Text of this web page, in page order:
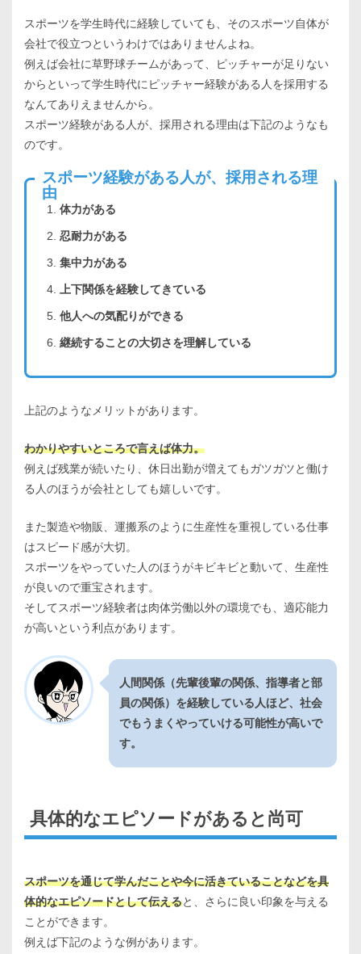
スポーツを学生時代に経験していても、そのスポーツ自体が
会社で役立つというわけではありませんよね。
例えば会社に草野球チームがあって、ピッチャーが足りない
からといって学生時代にピッチャー経験がある人を採用する
なんてありえませんから。
スポーツ経験がある人が、採用される理由は下記のようなも
のです。
スポーツ経験がある人が、採用される理
由
体力がある
忍耐力がある
集中力がある
上下関係を経験してきている
他人への気配りができる
継続することの大切さを理解している
上記のようなメリットがあります。
わかりやすいところで言えば体力。
例えば残業が続いたり、休日出勤が増えてもガツガツと働け
る人のほうが会社としても嬉しいです。
また製造や物販、運搬系のように生産性を重視している仕事
はスピード感が大切。
スポーツをやっていた人のほうがキビキビと動いて、生産性
が良いので重宝されます。
そしてスポーツ経験者は肉体労働以外の環境でも、適応能力
が高いという利点があります。
人間関係（先輩後輩の関係、指導者と部
員の関係）を経験している人ほど、社会
でもうまくやっていける可能性が高いで
す。
具体的なエピソードがあると尚可
スポーツを通じて学んだことや今に活きていることなどを具
体的なエピソードとして伝えると、さらに良い印象を与える
ことができます。
例えば下記のような例があります。